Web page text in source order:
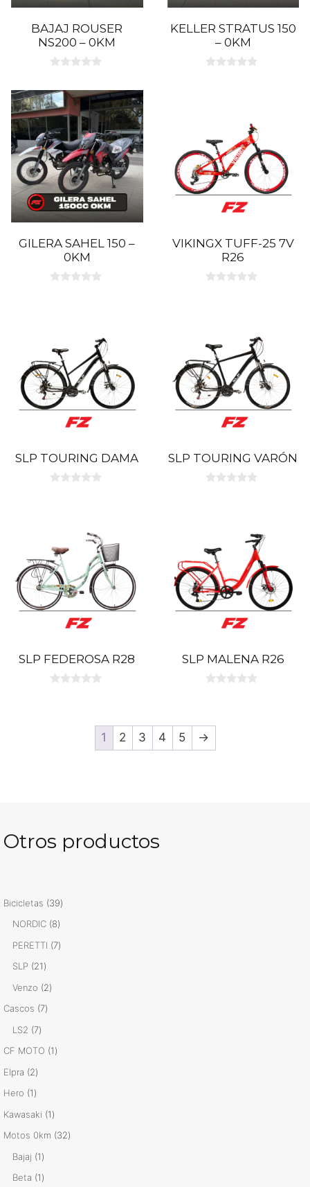
BAJAJ ROUSER
NS200 – 0KM
e
5
KELLER STRATUS 150
– 0KM
GILERA SAHEL 150 –
0KM
VIKINGX TUFF-25 7V
R26
SLP TOURING DAMA SLP TOURING VARÓN
SLP FEDEROSA R28 SLP MALENA R26
1 2 3 4 5 →
Otros productos
Bicicletas 3939
NORDIC 88
productos
PERETTI 77
SLP 2121
productos
Venzo 22
Cascos 77
LS2 77
productos
CF MOTO 11
Elpra 22
productos
Hero 11
producto
Kawasaki 11
producto
Motos 0km 3232
Bajaj 11
producto
Beta 11